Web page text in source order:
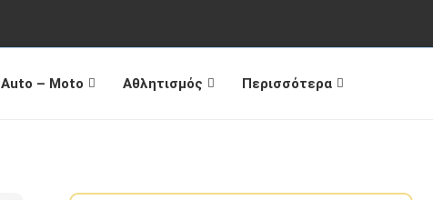
Auto – Moto Αθλητισμός Περισσότερα